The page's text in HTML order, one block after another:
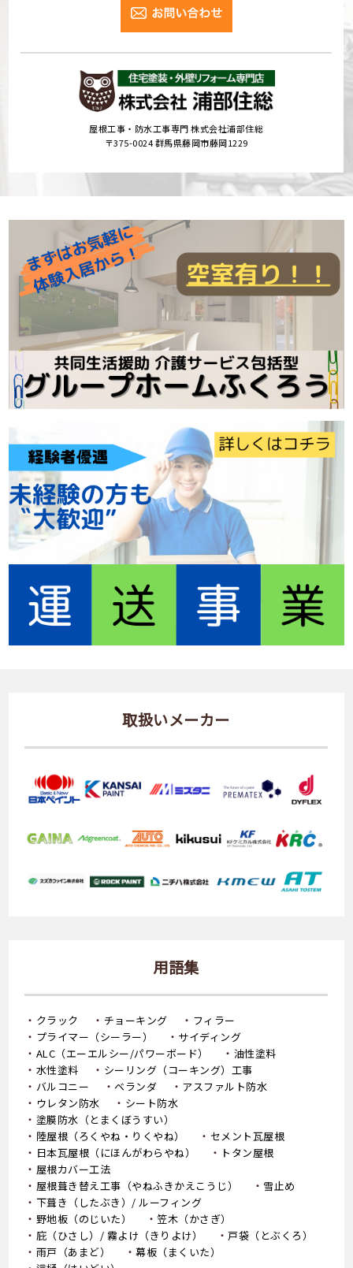
屋根工事・防水工事専門 株式会社浦部住総
〒375-0024 群馬県藤岡市藤岡1229
取扱いメーカー
用語集
クラック チョーキング
フィラー
プライマー（シーラー）
サイディング
ALC（エーエルシー/パワーボード）
油性塗料
水性塗料
シーリング（コーキング）工事
バルコニー
ベランダ
アスファルト防水
ウレタン防水
シート防水
塗膜防水（とまくぼうすい）
陸屋根（ろくやね・りくやね）
セメント瓦屋根
日本瓦屋根（にほんがわらやね）
トタン屋根
屋根カバー工法
屋根葺き替え工事（やねふきかえこうじ）
雪止め
下葺き（したぶき）/ ルーフィング
野地板（のじいた）
笠木（かさぎ）
庇（ひさし）/ 霧よけ（きりよけ）
戸袋（とぶくろ）
雨戸（あまど）
幕板（まくいた）